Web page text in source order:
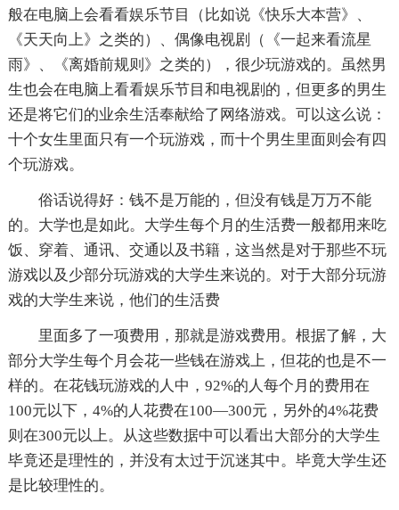
般在电脑上会看看娱乐节目（比如说《快乐大本营》、
《天天向上》之类的）、偶像电视剧（《一起来看流星
雨》、《离婚前规则》之类的），很少玩游戏的。虽然男
生也会在电脑上看看娱乐节目和电视剧的，但更多的男生
还是将它们的业余生活奉献给了网络游戏。可以这么说：
十个女生里面只有一个玩游戏，而十个男生里面则会有四
个玩游戏。
俗话说得好：钱不是万能的，但没有钱是万万不能
的。大学也是如此。大学生每个月的生活费一般都用来吃
饭、穿着、通讯、交通以及书籍，这当然是对于那些不玩
游戏以及少部分玩游戏的大学生来说的。对于大部分玩游
戏的大学生来说，他们的生活费
里面多了一项费用，那就是游戏费用。根据了解，大
部分大学生每个月会花一些钱在游戏上，但花的也是不一
样的。在花钱玩游戏的人中，92%的人每个月的费用在
100元以下，4%的人花费在100—300元，另外的4%花费
则在300元以上。从这些数据中可以看出大部分的大学生
毕竟还是理性的，并没有太过于沉迷其中。毕竟大学生还
是比较理性的。